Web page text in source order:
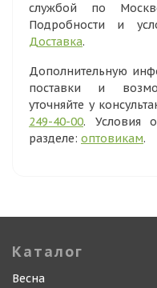
службой по
Подробности и
Доставка.
Дополнительную
поставки и
уточняйте у
249-40-00. Условия
разделе: оптовикам.
Каталог
Весна